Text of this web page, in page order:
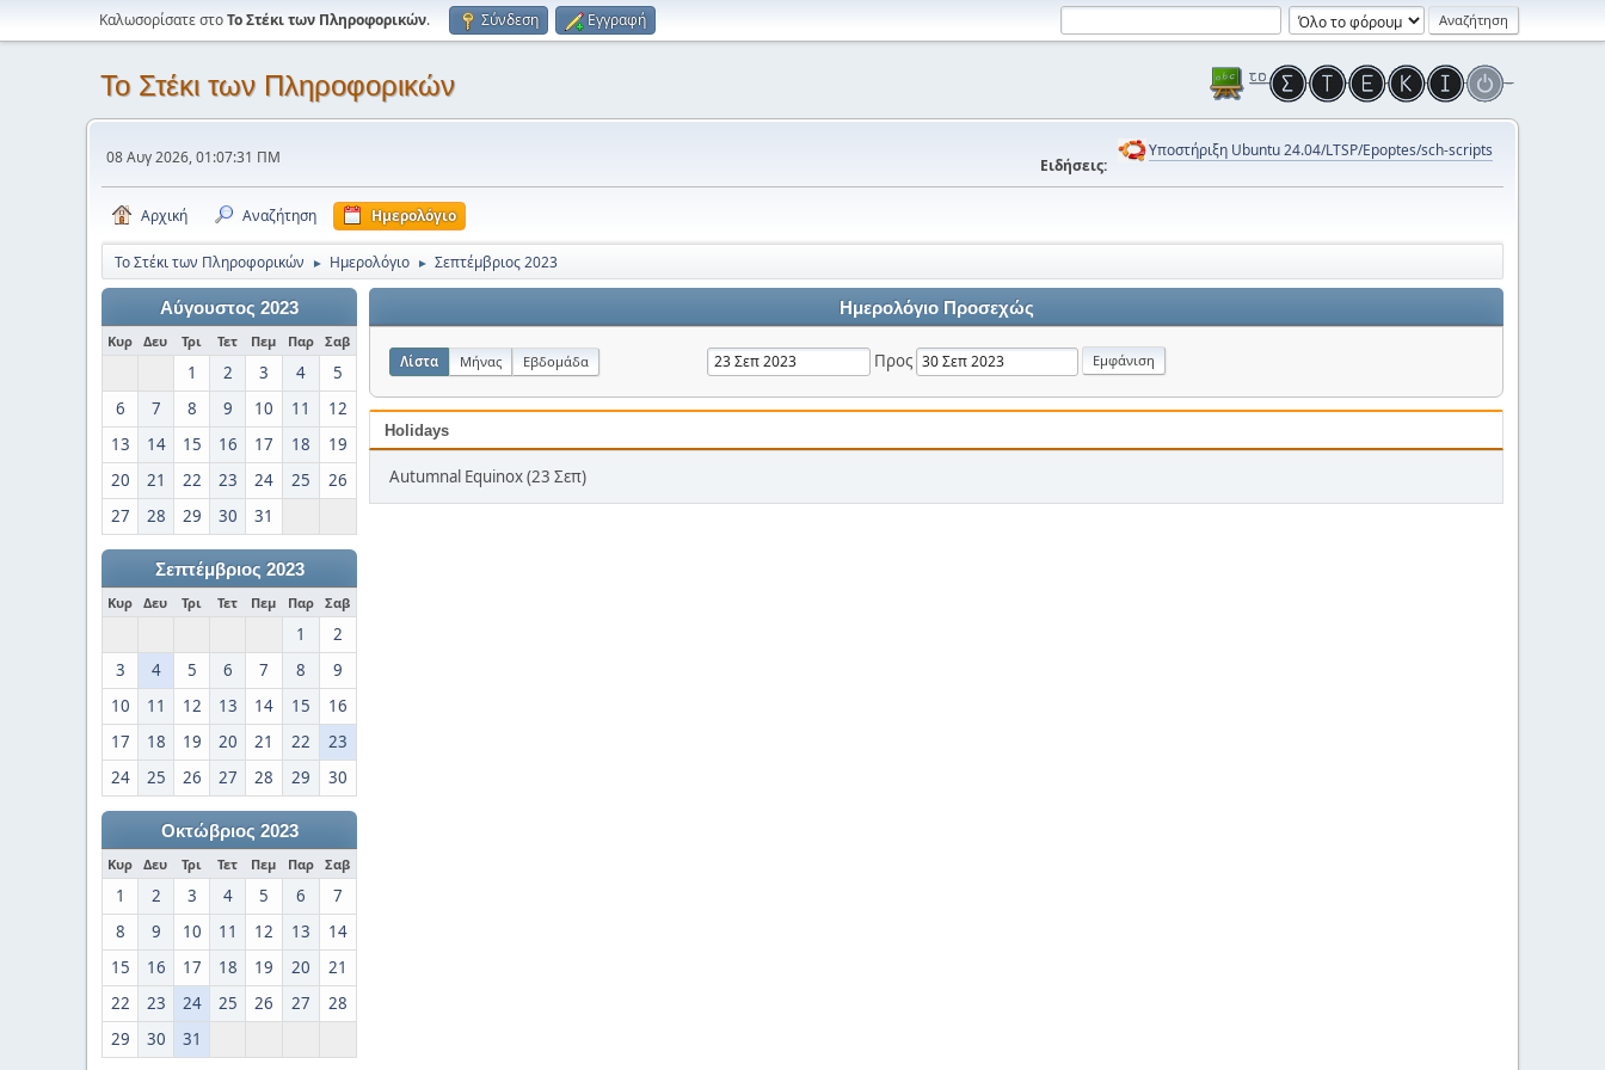
Καλωσορίσατε στοΤο Στέκι των Πληροφορικών. Σύνδεση Εγγραφή
Το Στέκι των Πληροφορικών
08 Αυγ 2026, 01:07:31 ΠΜ Ειδήσεις:
Υποστήριξη Ubuntu 24.04/LTSP/Epoptes/sch-scripts
Αρχική Αναζήτηση Ημερολόγιο
Το Στέκι των Πληροφορικών ► Ημερολόγιο ► Σεπτέμβριος 2023
Αύγουστος 2023
Κυρ Δευ Τρι Τετ Πεμ Παρ Σαβ
1 2 3 4
5
6
7 8 9 10 11
12
13
14 15 16 17 18
19
20
21 22 23 24 25
26
27
28 29 30 31
Σεπτέμβριος 2023
Κυρ Δευ Τρι Τετ Πεμ Παρ Σαβ
1
2
3
4 5 6 7 8
9
10
11 12 13 14 15
16
17
18 19 20 21 22
23
24
25 26 27 28 29 30
Οκτώβριος 2023
Κυρ Δευ Τρι Τετ Πεμ Παρ Σαβ
1 2 3 4 5 6
7
8
9 10 11 12 13
14
15
16 17 18 19 20
21
22
23 24 25 26 27
28
29
30 31
Ημερολόγιο Προσεχώς
Λίστα Μήνας Εβδομάδα Προς
Holidays
Autumnal Equinox (23 Σεπ)